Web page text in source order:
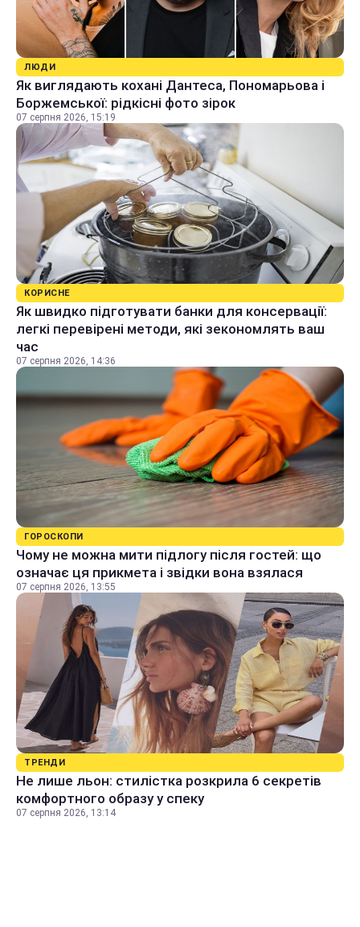
ЛЮДИ
Як виглядають кохані Дантеса, Пономарьова і
Боржемської: рідкісні фото зірок
07 серпня 2026, 15:19
КОРИСНЕ
Як швидко підготувати банки для консервації:
легкі перевірені методи, які зекономлять ваш
час
07 серпня 2026, 14:36
ГОРОСКОПИ
Чому не можна мити підлогу після гостей: що
означає ця прикмета і звідки вона взялася
07 серпня 2026, 13:55
ТРЕНДИ
Не лише льон: стилістка розкрила 6 секретів
комфортного образу у спеку
07 серпня 2026, 13:14